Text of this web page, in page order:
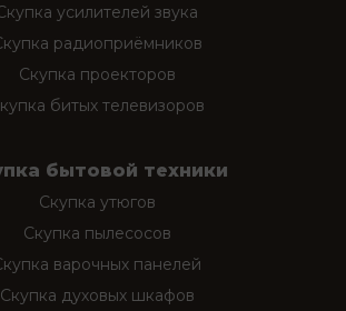
усилителей звука
радиоприёмников
Скупка проекторов
битых телевизоров
бытовой техники
Скупка утюгов
Скупка пылесосов
варочных панелей
Скупка духовых шкафов